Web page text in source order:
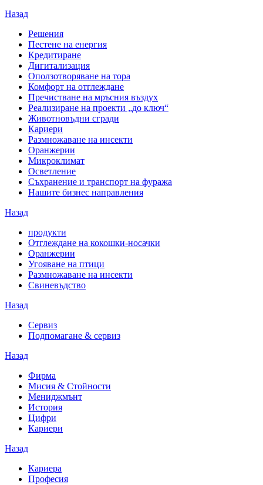
Назад
Решения
Пестене на енергия
Кредитиране
Дигитализация
Оползотворяване на тора
Комфорт на отглеждане
Пречистване на мръсния въздух
Реализиране на проекти „до ключ“
Животновъдни сгради
Кариери
Размножаване на инсекти
Оранжерии
Микроклимат
Осветление
Съхранение и транспорт на фуража
Нашите бизнес направления
Назад
продукти
Отглеждане на кокошки-носачки
Оранжерии
Угояване на птици
Размножаване на инсекти
Свиневъдство
Назад
Сервиз
Подпомагане & сервиз
Назад
Фирма
Мисия & Стойности
Мениджмънт
История
Цифри
Кариери
Назад
Кариера
Професия